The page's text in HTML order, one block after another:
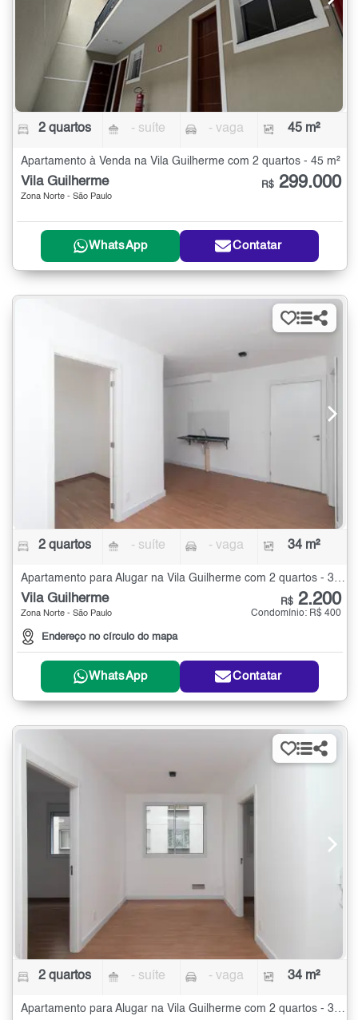
2 quartos - suíte - vaga 45 m²
Apartamento à Venda na Vila Guilherme com 2 quartos - 45 m²
Vila Guilherme
Zona Norte - São Paulo
R$ 299.000
WhatsApp Contatar
2 quartos - suíte - vaga 34 m²
Vila Guilherme
Zona Norte - São Paulo
Endereço no círculo do mapa
R$ 2.200
Condomínio: R$ 400
WhatsApp Contatar
2 quartos - suíte - vaga 34 m²
Apartamento para Alugar na Vila Guilherme com 2 quartos - 34 m²